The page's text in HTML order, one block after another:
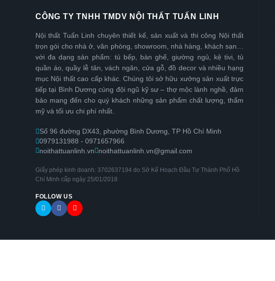
CÔNG TY TNHH TMDV NỘI THẤT TUẤN LINH
Nội thất Tuấn Linh chuyên thiết kế, sản xuất và thi công Nội thất
trọn gói cho nhà ở, văn phòng, showroom, nhà hàng, khách sạn…
với đa dạng sản phẩm: tủ bếp, bàn ghế, giường ngủ, kệ tivi, tủ
quần áo, quầy lễ tân, vách ngăn, cửa gỗ, đồ decor và nhiều hạng
mục Nội thất cao cấp khác. Chúng tôi sở hữu xưởng sản xuất trực
tiếp tại Bình Dương cùng đội ngũ kỹ sư – thợ mộc lành nghề, đảm
bảo mang đến cho quý khách những sản phẩm chất lượng, thẩm
mỹ và tối ưu chi phí nhất.
Số 96 đường DX43, phường Bình Dương, TP Hồ Chí Minh
0979131988 - 0971657966
noithattuanlinh.vn
noithattuanlinh.vn@gmail.com
Giấy phép kinh doanh: 3702637194 do Sở Kế Hoạch Đầu Tư Thành Phố Hồ
Chí Minh cấp ngày 25/01/2018
FOLLOW US